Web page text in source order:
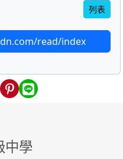
列表
read/index
中學